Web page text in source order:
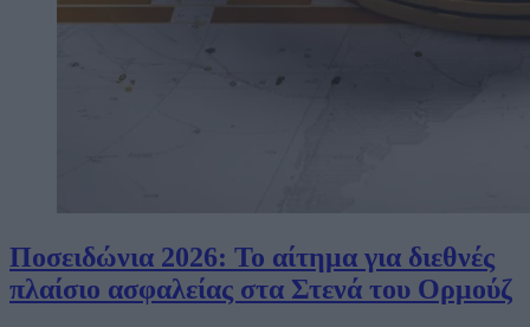
Ποσειδώνια 2026: Το αίτημα για διεθνές
πλαίσιο ασφαλείας στα Στενά του Ορμούζ